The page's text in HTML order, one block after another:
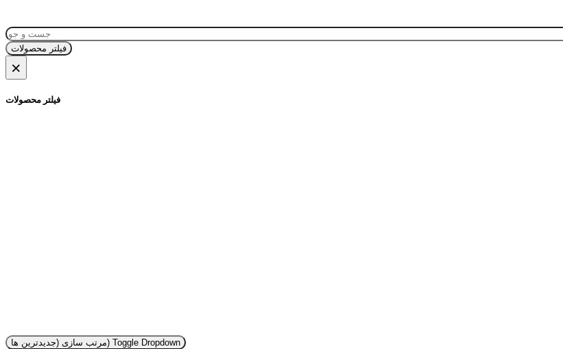
فیلتر محصولات
×
فیلتر محصولات
مرتب سازی (جدیدترین ها)Toggle Dropdown